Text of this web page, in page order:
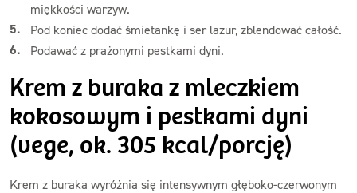
miękkości warzyw.
Pod koniec dodać śmietankę i ser lazur, zblendować całość.
Podawać z prażonymi pestkami dyni.
Krem z buraka z mleczkiem
kokosowym i pestkami dyni
(vege, ok. 305 kcal/porcję)
Krem z buraka wyróżnia się intensywnym głęboko-czerwonym